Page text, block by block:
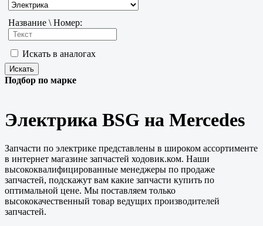
Название \ Номер:
Искать в аналогах
Подбор по марке
Электрика BSG на Mercedes
Запчасти по электрике представлены в широком ассортименте
в интернет магазине запчастей ходовик.ком. Наши
высококвалифицированные менеджеры по продаже
запчастей, подскажут вам какие запчасти купить по
оптимальной цене. Мы поставляем только
высококачественный товар ведущих производителей
запчастей.